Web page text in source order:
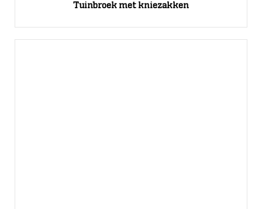
Tuinbroek met kniezakken